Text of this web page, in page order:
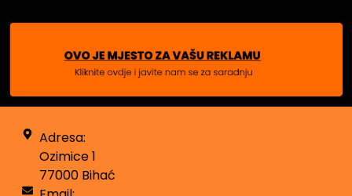
Adresa:
Ozimice 1
77000 Bihać